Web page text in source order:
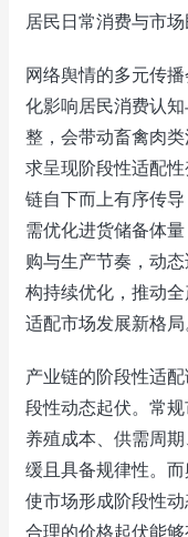
居民日常消费与市场
网络舆情的多元传
化影响居民消费认
整，会带动畜禽肉
求呈现阶段性适配
链自下而上有序传
需优化进货储备体
购与生产节奏，动
构持续优化，推动全
适配市场发展新格局
产业链的阶段性适
段性动态起伏。常
养殖成本、供需周
缓且具备规律性。
使市场形成阶段性动
合理的价格起伏能